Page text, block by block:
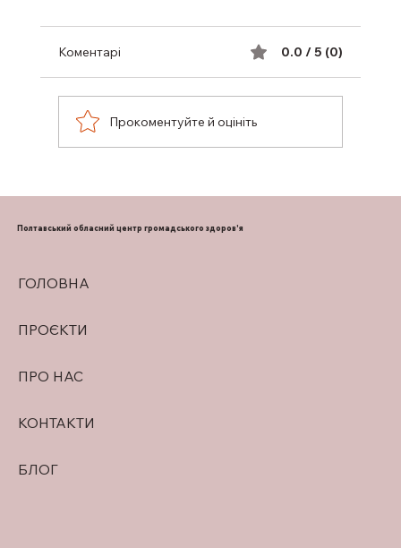
Коментарі 0.0 / 5 (0)
Прокоментуйте й оцініть
ГОЛОВНА
ПРОЄКТИ
ПРО НАС
КОНТАКТИ
БЛОГ
Полтавський обласний центр громадського здоров'я